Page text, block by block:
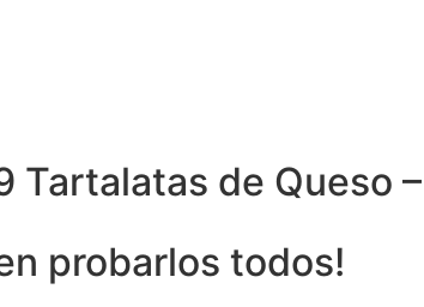
Tartalatas de Queso
probarlos todos!